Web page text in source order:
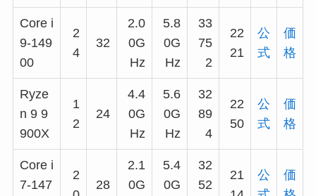
Core i
9-149
00
2
4
32
2.0
0G
Hz
5.8
0G
Hz
33
75
2
22
21
公
式
価
格
Ryze
n 9 9
900X
1
2
24
4.4
0G
Hz
5.6
0G
Hz
32
89
4
22
50
公
式
価
格
Core i
7-147
2
28
2.1
0G
5.4
0G
32
52
21
公
価